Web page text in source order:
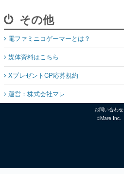
その他
電ファミニコゲーマーとは？
媒体資料はこちら
XプレゼントCP応募規約
運営：株式会社マレ
お問い合わせ
©Mare Inc.